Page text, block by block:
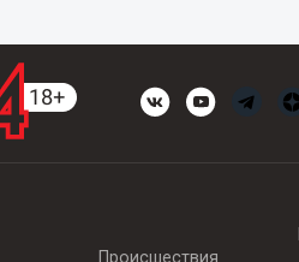
Происшествия